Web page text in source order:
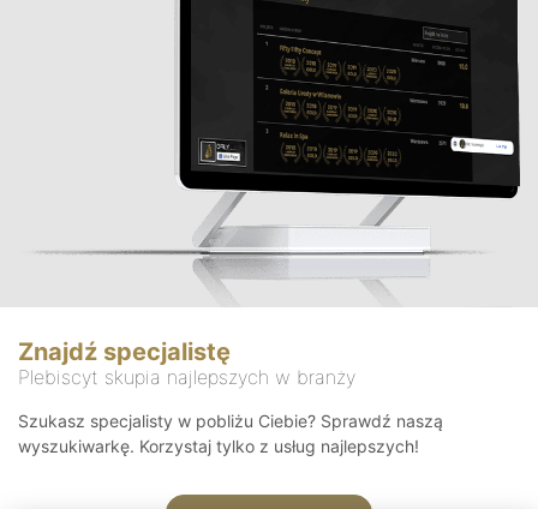
Znajdź specjalistę
Plebiscyt skupia najlepszych w branży
Szukasz specjalisty w pobliżu Ciebie? Sprawdź naszą
wyszukiwarkę. Korzystaj tylko z usług najlepszych!